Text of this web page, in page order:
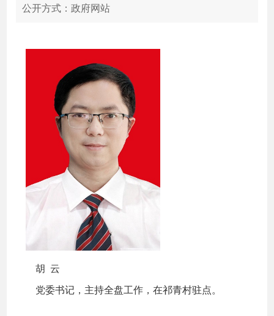
公开方式：政府网站
胡 云
党委书记，主持全盘工作，在祁青村驻点。